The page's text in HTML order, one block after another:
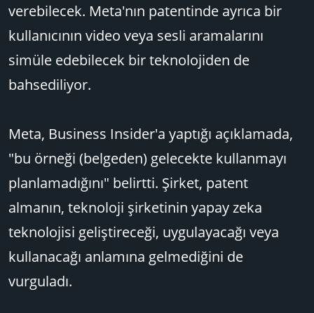
verebilecek. Meta'nın patentinde ayrıca bir
kullanıcının video veya sesli aramalarını
simüle edebilecek bir teknolojiden de
bahsediliyor.
Meta, Business Insider'a yaptığı açıklamada,
"bu örneği (belgeden) gelecekte kullanmayı
planlamadığını" belirtti. Şirket, patent
almanın, teknoloji şirketinin yapay zeka
teknolojisi geliştireceği, uygulayacağı veya
kullanacağı anlamına gelmediğini de
vurguladı.